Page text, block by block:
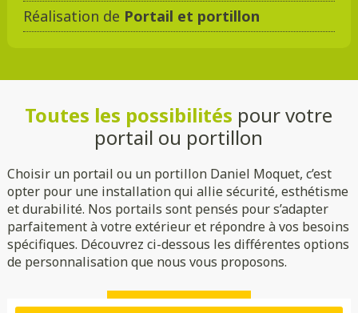
Réalisation de Portail et portillon
Toutes les possibilités pour votre
portail ou portillon
Choisir un portail ou un portillon Daniel Moquet, c’est
opter pour une installation qui allie sécurité, esthétisme
et durabilité. Nos portails sont pensés pour s’adapter
parfaitement à votre extérieur et répondre à vos besoins
spécifiques. Découvrez ci-dessous les différentes options
de personnalisation que nous vous proposons.
DMC 304
DMC 305